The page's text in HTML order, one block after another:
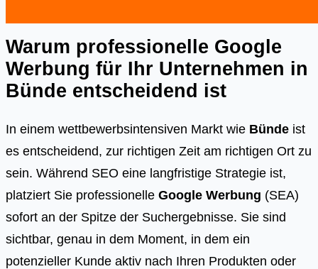
Warum professionelle Google
Werbung für Ihr Unternehmen in
Bünde entscheidend ist
In einem wettbewerbsintensiven Markt wie Bünde ist
es entscheidend, zur richtigen Zeit am richtigen Ort zu
sein. Während SEO eine langfristige Strategie ist,
platziert Sie professionelle Google Werbung (SEA)
sofort an der Spitze der Suchergebnisse. Sie sind
sichtbar, genau in dem Moment, in dem ein
potenzieller Kunde aktiv nach Ihren Produkten oder